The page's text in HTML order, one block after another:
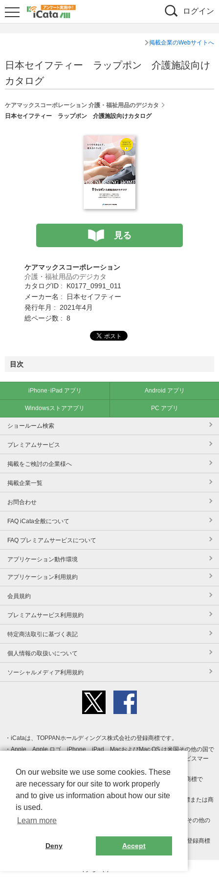
ログイン
掲載企業のWebサイトへ
日本セイフティー ラップポン 介護施設向け
カタログ
ケアマックスコーポレーション 介護・福祉用品のデジカタ
日本セイフティー ラップポン 介護施設向けカタログ
見る
ケアマックスコーポレーション
介護・福祉用品のデジカタ
カタログID : K0177_0991_011
メーカー名 : 日本セイフティー
発行年月 : 2021年4月
総ページ数 : 8
目次
iPhone･iPad アプリ Android アプリ
Windowsストアアプリ PC アプリ
ショールーム検索
プレミアムサービス
掲載をご検討の企業様へ
掲載企業一覧
お問合わせ
FAQ iCata全般について
FAQ プレミアムサービスについて
アプリケーション動作環境
アプリケーション利用規約
会員規約
プレミアムサービス利用規約
特定商法取引に基づく表記
個人情報の取扱いについて
ソーシャルメディア利用規約
iCataは、TOPPANホールディングス株式会社の登録商標です。
Apple、Apple ロゴ、iPhone、iPad、MacおよびMac OS は米国その他の国で
登録された Apple Inc. の商標です。App Store は Apple Inc. のサービスマー
クです。
Android、Google Play および Google Play ロゴ は Google LLC の商標で
す。
Windows は Microsoft Inc.の米国およびその他の国における登録商標または商
標です。
Adobe、Adobe Reader、Adobe PDF は、Adobe Inc.の米国およびその他の
その他、記載されている会社名、商品名、ロゴは各社の商標または登録商標
On our website we use some cookies. These
are necessary for our site to work properly
and to give us information about how our site
is used.
Learn more
Deny Accept